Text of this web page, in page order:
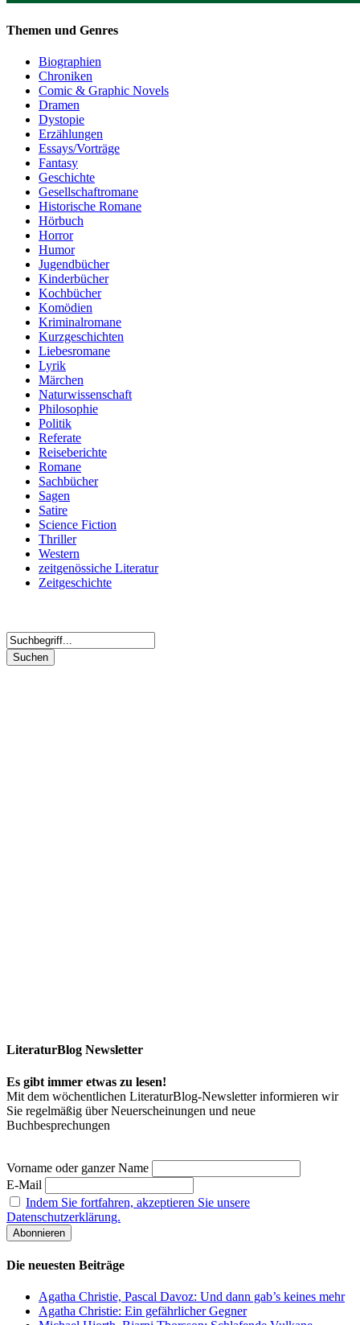
Themen und Genres
Biographien
Chroniken
Comic & Graphic Novels
Dramen
Dystopie
Erzählungen
Essays/Vorträge
Fantasy
Geschichte
Gesellschaftromane
Historische Romane
Hörbuch
Horror
Humor
Jugendbücher
Kinderbücher
Kochbücher
Komödien
Kriminalromane
Kurzgeschichten
Liebesromane
Lyrik
Märchen
Naturwissenschaft
Philosophie
Politik
Referate
Reiseberichte
Romane
Sachbücher
Sagen
Satire
Science Fiction
Thriller
Western
zeitgenössiche Literatur
Zeitgeschichte
LiteraturBlog Newsletter
Es gibt immer etwas zu lesen!
Mit dem wöchentlichen LiteraturBlog-Newsletter informieren wir
Sie regelmäßig über Neuerscheinungen und neue
Buchbesprechungen
Vorname oder ganzer Name
E-Mail
Indem Sie fortfahren, akzeptieren Sie unsere
Datenschutzerklärung.
Die neuesten Beiträge
Agatha Christie, Pascal Davoz: Und dann gab’s keines mehr
Agatha Christie: Ein gefährlicher Gegner